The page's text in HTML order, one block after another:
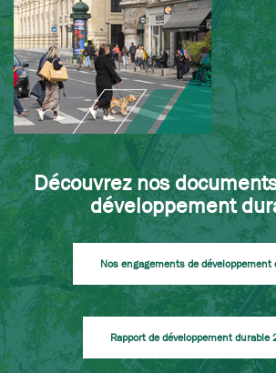
Découvrez nos
développement
Nos engagements de développement
Rapport de développement durable